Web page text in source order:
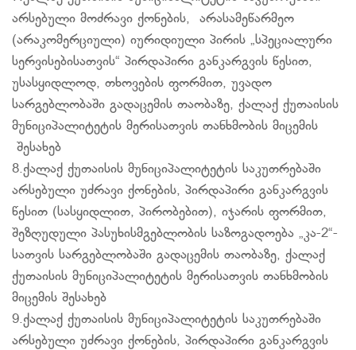
არსებული მოძრავი ქონების, არასამეწარმეო
(არაკომერციული) იურიდიული პირის „სპეციალური
სერვისებისათვის“ პირდაპირი განკარგვის წესით,
უსასყიდლოდ, თხოვების ფორმით, უვადო
სარგებლობაში გადაცემის თაობაზე, ქალაქ ქუთაისის
მუნიციპალიტეტის მერისათვის თანხმობის მიცემის
შესახებ
8.ქალაქ ქუთაისის მუნიციპალიტეტის საკუთრებაში
არსებული უძრავი ქონების, პირდაპირი განკარგვის
წესით (სასყიდლით, პირობებით), იჯარის ფორმით,
შეზღუდული პასუხისმგებლობის საზოგადოება „კა-2“-
სათვის სარგებლობაში გადაცემის თაობაზე, ქალაქ
ქუთაისის მუნიციპალიტეტის მერისათვის თანხმობის
მიცემის შესახებ
9.ქალაქ ქუთაისის მუნიციპალიტეტის საკუთრებაში
არსებული უძრავი ქონების, პირდაპირი განკარგვის